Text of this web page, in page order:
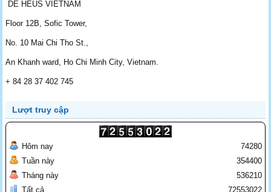
DE HEUS VIETNAM
Floor 12B, Sofic Tower,
No. 10 Mai Chi Tho St.,
An Khanh ward, Ho Chi Minh City, Vietnam.
+ 84 28 37 402 745
Lượt truy cập
Hôm nay
Tuần này
Tháng này
Tất cả
74280
354400
536210
72553022